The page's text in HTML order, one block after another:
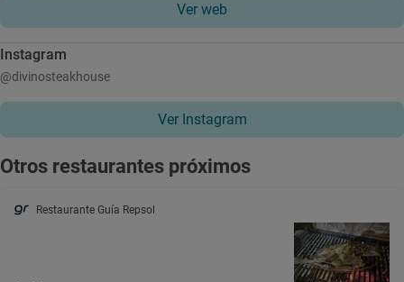
Ver web
Instagram
@divinosteakhouse
Ver Instagram
Otros restaurantes próximos
Restaurante Guía Repsol